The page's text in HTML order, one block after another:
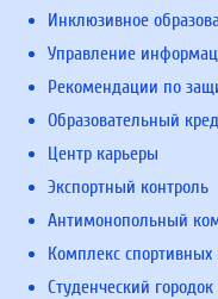
Инклюзивное
Управление
Рекомендации по
Образовательный
Центр карьеры
Экспортный контроль
Антимонопольный
Комплекс
Студенческий городок